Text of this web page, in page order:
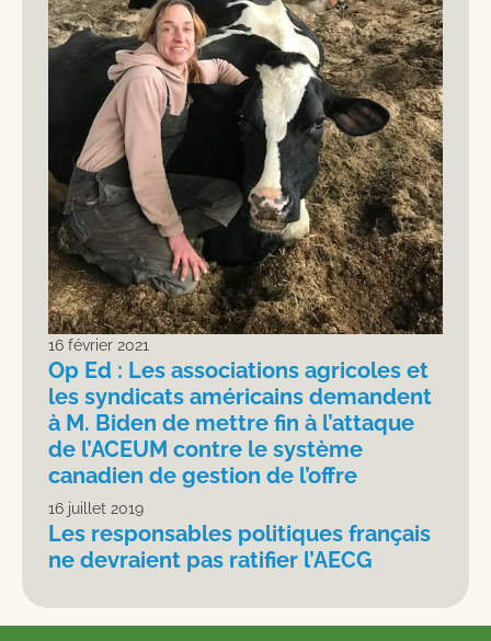
16 février 2021
Op Ed : Les associations agricoles et
les syndicats américains demandent
à M. Biden de mettre fin à l’attaque
de l’ACEUM contre le système
canadien de gestion de l’offre
16 juillet 2019
Les responsables politiques français
ne devraient pas ratifier l’AECG